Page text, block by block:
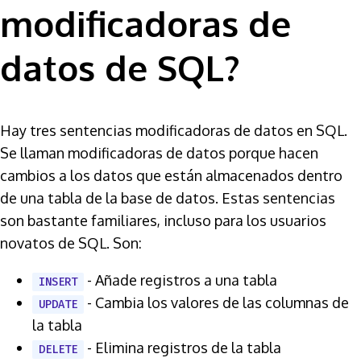
modificadoras de
datos de SQL?
Hay tres sentencias modificadoras de datos en SQL.
Se llaman modificadoras de datos porque hacen
cambios a los datos que están almacenados dentro
de una tabla de la base de datos. Estas sentencias
son bastante familiares, incluso para los usuarios
novatos de SQL. Son:
INSERT - Añade registros a una tabla
UPDATE
- Cambia los valores de las columnas de
la tabla
DELETE - Elimina registros de la tabla